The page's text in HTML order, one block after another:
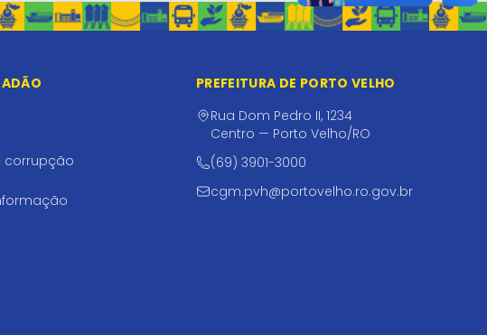
corrupção
PREFEITURA DE PORTO VELHO
Rua Dom Pedro II, 1234
Centro — Porto Velho/RO
(69) 3901-3000
cgm.pvh@portovelho.ro.gov.br